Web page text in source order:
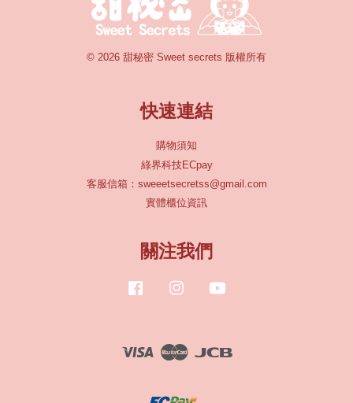
© 2026 甜秘密 Sweet secrets 版權所有
快速連結
購物須知
綠界科技ECpay
客服信箱：sweeetsecretss@gmail.com
實體櫃位資訊
關注我們
Facebook Instagram
Visa Master